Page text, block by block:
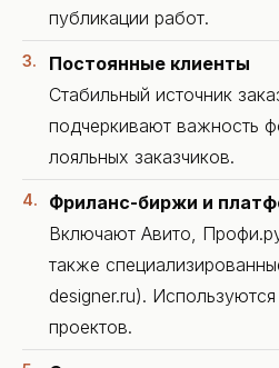
публикации работ.
Постоянные клиенты
Стабильный источник
подчеркивают важность
лояльных заказчиков.
Фриланс-биржи и
Включают Авито,
также
designer.ru).
проектов.